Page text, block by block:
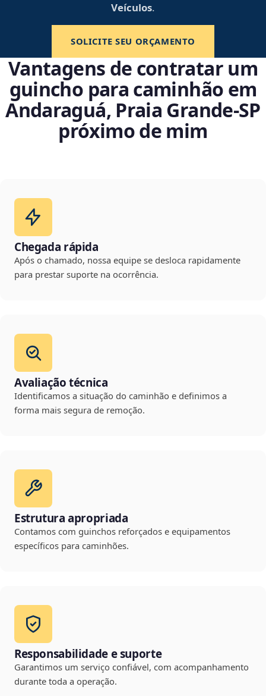
Veículos.
SOLICITE SEU ORÇAMENTO
Vantagens de contratar um
guincho para caminhão em
Andaraguá, Praia Grande‑SP
próximo de mim
Chegada rápida
Após o chamado, nossa equipe se desloca rapidamente
para prestar suporte na ocorrência.
Avaliação técnica
Identificamos a situação do caminhão e definimos a
forma mais segura de remoção.
Estrutura apropriada
Contamos com guinchos reforçados e equipamentos
específicos para caminhões.
Responsabilidade e suporte
Garantimos um serviço confiável, com acompanhamento
durante toda a operação.